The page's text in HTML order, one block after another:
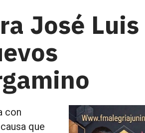
José Luis
con
que